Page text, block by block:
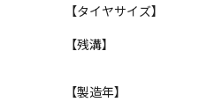
【タイヤサイズ】
【残溝】
【製造年】